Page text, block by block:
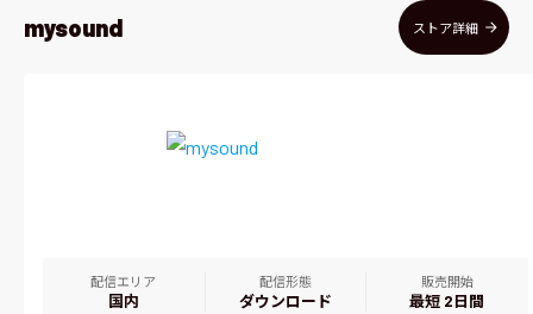
mysound ストア詳細
配信エリア
国内
配信形態
ダウンロード
販売開始
最短 2日間